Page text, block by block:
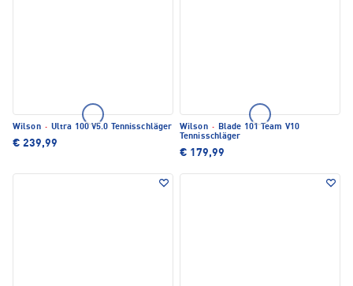
Wilson · Ultra 100 V5.0 Tennisschläger
€ 239,99
Wilson · Blade 101 Team V10
Tennisschläger
€ 179,99